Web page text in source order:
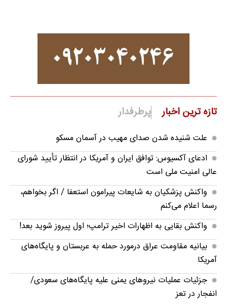
تازه ترین اخبار پرطرفدار
علت شنیده شدن صدای مهیب در آسمان مسکو
ادعای آکسیوس: توافق ایران و آمریکا در انتظار تأیید شورای
عالی امنیت ملی است
واکنش پزشکیان به شایعات پیرامون استعفا / اگر بخواهم،
رسما اعلام می‌کنم
واکنش بقایی به اظهارات اخیر ترامپ؛ اول پیروز شوید بعد!
بیانیه مقاومت عراق درمورد حمله به عربستان و پایگاه‌های
آمریکا
جزئیات عملیات نیروهای یمنی علیه پایگاه‌های سعودی/
انفجار در تعز